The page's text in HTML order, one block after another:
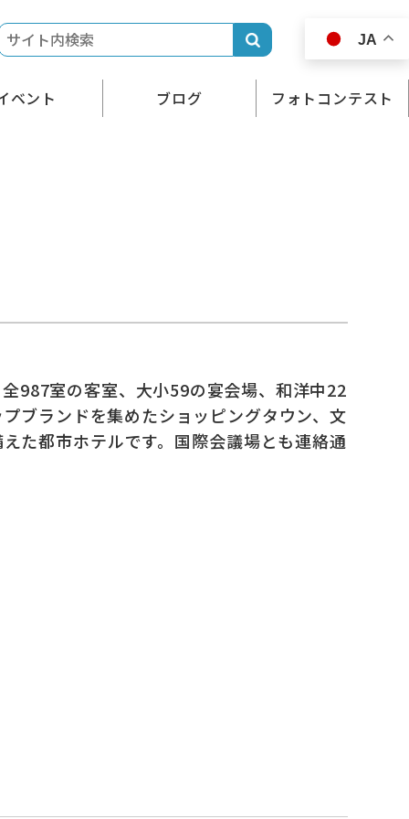
JA
ベント ブログ フォトコンテスト
987室の客室、大小59の宴会場、和洋中22
ブランドを集めたショッピングタウン、文
た都市ホテルです。国際会議場とも連絡通